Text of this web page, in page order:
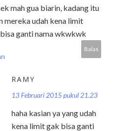
mah gua biarin, kadang itu
mereka udah kena limit
ganti nama wkwkwk
Balas
RAMY
13 Februari 2015 pukul 21.23
haha kasian ya yang udah
kena limit gak bisa ganti